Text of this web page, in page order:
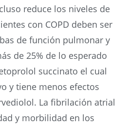
reduce los niveles de
con COPD deben ser
de función pulmonar y
de 25% de lo esperado
succinato el cual
y tiene menos efectos
La fibrilación atrial
y morbilidad en los